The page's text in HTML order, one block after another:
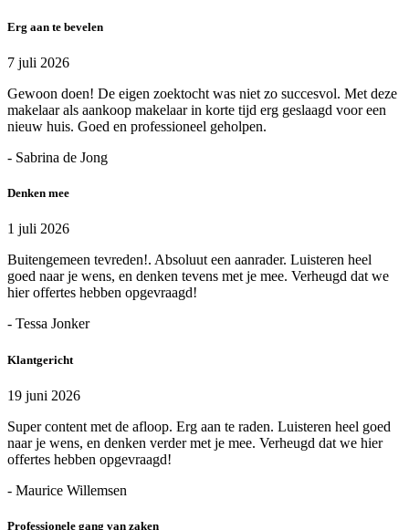
Erg aan te bevelen
7 juli 2026
Gewoon doen! De eigen zoektocht was niet zo succesvol. Met deze
makelaar als aankoop makelaar in korte tijd erg geslaagd voor een
nieuw huis. Goed en professioneel geholpen.
- Sabrina de Jong
Denken mee
1 juli 2026
Buitengemeen tevreden!. Absoluut een aanrader. Luisteren heel
goed naar je wens, en denken tevens met je mee. Verheugd dat we
hier offertes hebben opgevraagd!
- Tessa Jonker
Klantgericht
19 juni 2026
Super content met de afloop. Erg aan te raden. Luisteren heel goed
naar je wens, en denken verder met je mee. Verheugd dat we hier
offertes hebben opgevraagd!
- Maurice Willemsen
Professionele gang van zaken